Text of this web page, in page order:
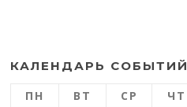
КАЛЕНДАРЬ СОБЫТИЙ
ПН ВТ СР ЧТ